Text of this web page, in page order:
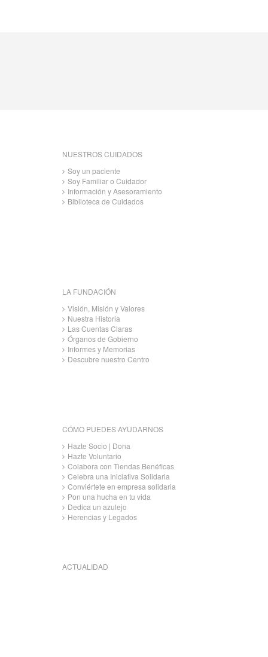
NUESTROS CUIDADOS
Soy un paciente
Soy Familiar o Cuidador
Información y Asesoramiento
Biblioteca de Cuidados
LA FUNDACIÓN
Visión, Misión y Valores
Nuestra Historia
Las Cuentas Claras
Órganos de Gobierno
Informes y Memorias
Descubre nuestro Centro
CÓMO PUEDES AYUDARNOS
Hazte Socio | Dona
Hazte Voluntario
Colabora con Tiendas Benéficas
Celebra una Iniciativa Solidaria
Conviértete en empresa solidaria
Pon una hucha en tu vida
Dedica un azulejo
Herencias y Legados
ACTUALIDAD